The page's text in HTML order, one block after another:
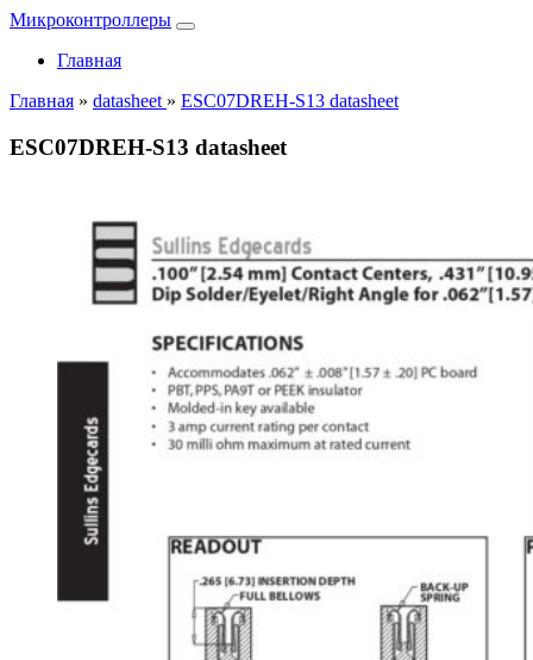
Микроконтроллеры
Главная
Главная » datasheet » ESC07DREH-S13 datasheet
ESC07DREH-S13 datasheet